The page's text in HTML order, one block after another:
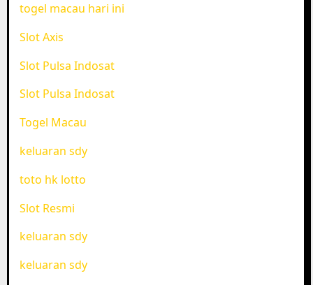
togel macau hari ini
Slot Axis
Slot Pulsa Indosat
Slot Pulsa Indosat
Togel Macau
keluaran sdy
toto hk lotto
Slot Resmi
keluaran sdy
keluaran sdy